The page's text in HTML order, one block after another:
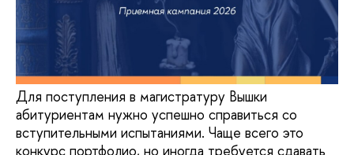
Для поступления в магистратуру Вышки
абитуриентам нужно успешно справиться со
вступительными испытаниями. Чаще всего это
конкурс портфолио, но иногда требуется сдавать